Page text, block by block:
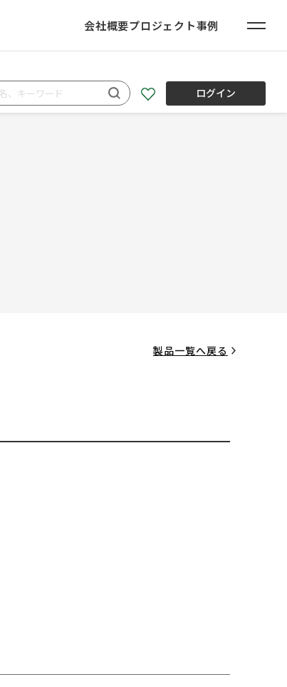
会社概要プロジェクト事例
ログイン
製品一覧へ戻る